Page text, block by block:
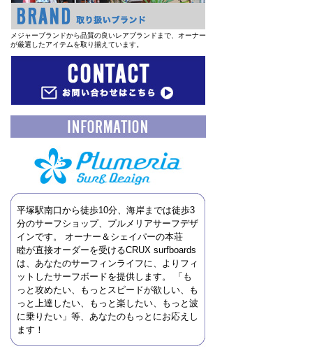
メジャーブランドから品質の良いレアブランドまで、オーナー
が厳選したアイテムを取り揃えています。
平塚駅南口から徒歩10分、海岸までは徒歩3
分のサーフショップ、プルメリアサーフデザ
インです。 オーナー＆シェイパーの本荘
睦が直接オーダーを受けるCRUX surfboards
は、あなたのサーフィンライフに、よりフィ
ットしたサーフボードを提供します。 「も
っと攻めたい、もっとスピードが欲しい、も
っと上達したい、もっと楽したい、もっと波
に乗りたい」等、あなたのもっとにお応えし
ます！